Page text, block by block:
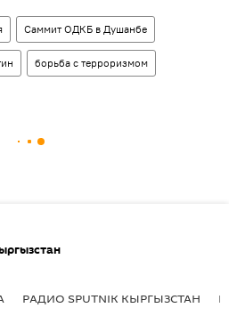
Саммит ОДКБ в Душанбе
борьба с терроризмом
РАДИО SPUTNIK КЫРГЫЗСТАН